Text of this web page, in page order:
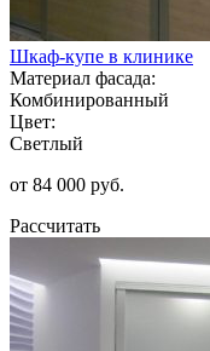
Шкаф-купе в клинике
Материал фасада:
Комбинированный
Цвет:
Светлый
от 84 000 руб.
Рассчитать